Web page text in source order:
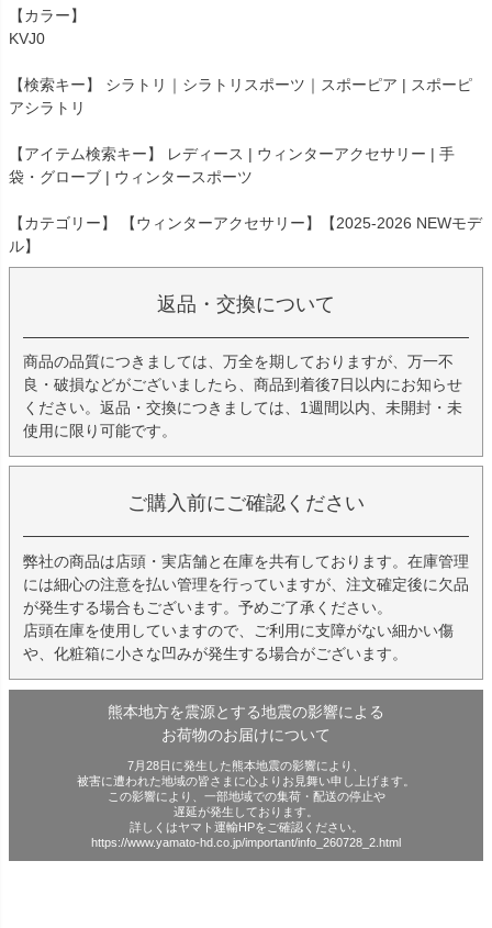
【カラー】
KVJ0
【検索キー】 シラトリ｜シラトリスポーツ｜スポーピア | スポーピ
アシラトリ
【アイテム検索キー】 レディース | ウィンターアクセサリー | 手
袋・グローブ | ウィンタースポーツ
【カテゴリー】 【ウィンターアクセサリー】【2025-2026 NEWモデ
ル】
返品・交換について
商品の品質につきましては、万全を期しておりますが、万一不
良・破損などがございましたら、商品到着後7日以内にお知らせ
ください。返品・交換につきましては、1週間以内、未開封・未
使用に限り可能です。
ご購入前にご確認ください
弊社の商品は店頭・実店舗と在庫を共有しております。在庫管理
には細心の注意を払い管理を行っていますが、注文確定後に欠品
が発生する場合もございます。予めご了承ください。
店頭在庫を使用していますので、ご利用に支障がない細かい傷
や、化粧箱に小さな凹みが発生する場合がございます。
熊本地方を震源とする地震の影響による
お荷物のお届けについて
7月28日に発生した熊本地震の影響により、
被害に遭われた地域の皆さまに心よりお見舞い申し上げます。
この影響により、一部地域での集荷・配送の停止や
遅延が発生しております。
詳しくはヤマト運輸HPをご確認ください。
https://www.yamato-hd.co.jp/important/info_260728_2.html